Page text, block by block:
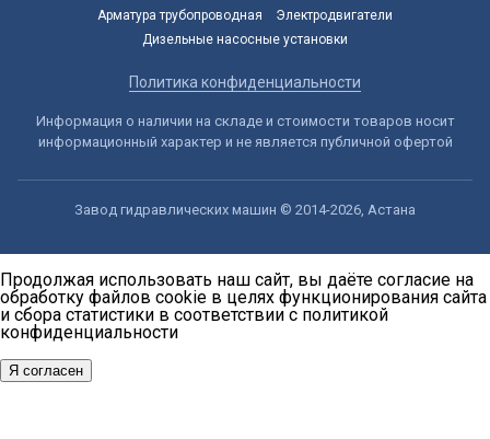
Арматура трубопроводная
Электродвигатели
Дизельные насосные установки
Политика конфиденциальности
Информация о наличии на складе и стоимости товаров носит
информационный характер и не является публичной офертой
Завод гидравлических машин © 2014-2026, Астана
Продолжая использовать наш сайт, вы даёте согласие на
обработку файлов cookie в целях функционирования сайта
и сбора статистики в соответствии с политикой
конфиденциальности
Я согласен